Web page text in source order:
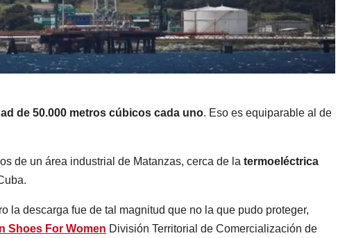
de 50.000 metros cúbicos cada uno. Eso es equiparable al de
de un área industrial de Matanzas, cerca de la termoeléctrica
la descarga fue de tal magnitud que no la que pudo proteger,
Shoes For Women División Territorial de Comercialización de